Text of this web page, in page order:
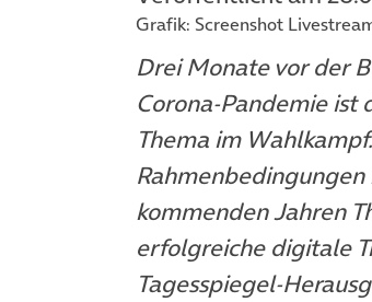
Grafik: Screenshot
Drei Monate vor der
Corona-Pandemie ist
Thema im
kommenden Jahren
erfolgreiche digitale
Tagesspiegel-